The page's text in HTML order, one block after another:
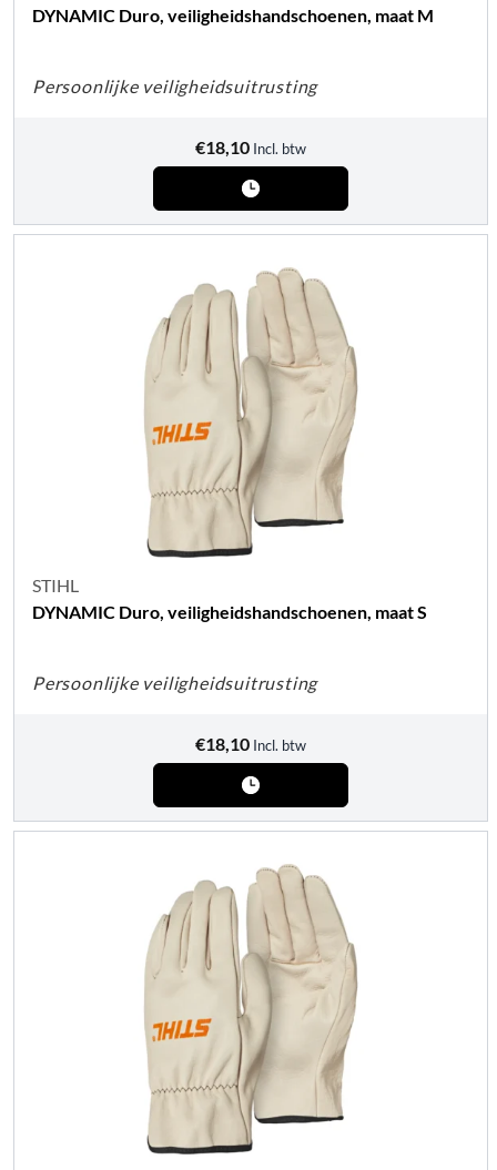
DYNAMIC Duro, veiligheidshandschoenen, maat M
Persoonlijke veiligheidsuitrusting
€18,10 Incl. btw
STIHL
DYNAMIC Duro, veiligheidshandschoenen, maat S
Persoonlijke veiligheidsuitrusting
€18,10 Incl. btw